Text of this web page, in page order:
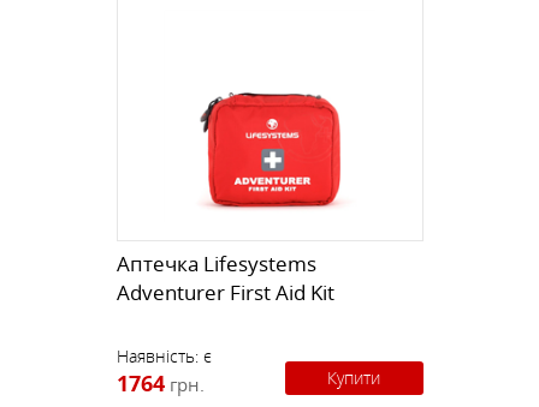
Aптечка Lifesystems
Adventurer First Aid Kit
Наявність: є
1764 грн. Купити